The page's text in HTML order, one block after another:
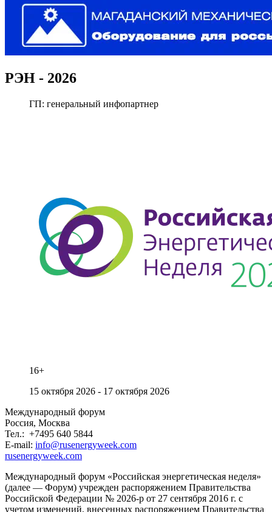
РЭН - 2026
ГП: генеральный инфопартнер
16+
15 октября 2026 - 17 октября 2026
Международный форум
Россия, Москва
Тел.: +7495 640 5844
E-mail: info@rusenergyweek.com
rusenergyweek.com
Международный форум «Российская энергетическая неделя»
(далее — Форум) учрежден распоряжением Правительства
Российской Федерации № 2026-р от 27 сентября 2016 г. с
учетом изменений, внесенных распоряжением Правительства